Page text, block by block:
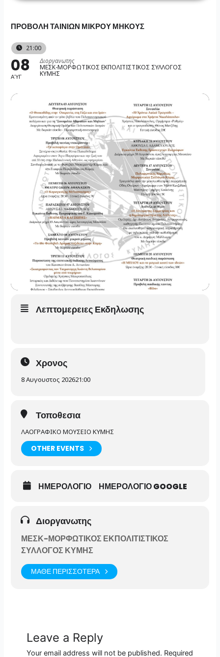
content
ΠΡΟΒΟΛΗ ΤΑΙΝΙΩΝ ΜΙΚΡΟΥ ΜΗΚΟΥΣ
21:00
08
ΑΎΓ
Διοργανωτης
ΜΕΣΚ-ΜΟΡΦΩΤΙΚΟΣ ΕΚΠΟΛΙΤΙΣΤΙΚΟΣ ΣΥΛΛΟΓΟΣ
ΚΥΜΗΣ
Λεπτομερειες Εκδηλωσης
Χρονος
8 Αυγουστος 202621:00
Τοποθεσια
ΛΑΟΓΡΑΦΙΚΟ ΜΟΥΣΕΙΟ ΚΥΜΗΣ
OTHER EVENTS
ΗΜΕΡΟΛΟΓΙΟ ΗΜΕΡΟΛΟΓΙΟ GOOGLE
Διοργανωτης
ΜΕΣΚ-ΜΟΡΦΩΤΙΚΟΣ ΕΚΠΟΛΙΤΙΣΤΙΚΟΣ
ΣΥΛΛΟΓΟΣ ΚΥΜΗΣ
ΜΑΘΕ ΠΕΡΙΣΣΟΤΕΡΑ
Leave a Reply
Your email address will not be published. Required